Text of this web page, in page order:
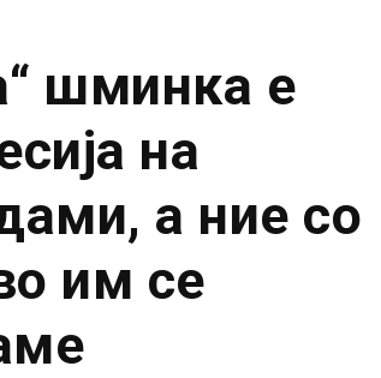
шминка е
на
а ние со
им се